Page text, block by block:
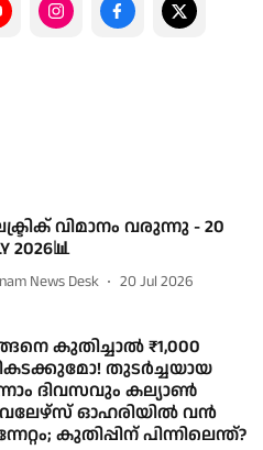
വിമാനം വരുന്നു - 20
2026📊
News Desk 20 Jul 2026
കുതിച്ചാൽ ₹1,000
തുടർച്ചയായ
ദിവസവും കല്യാൺ
ഓഹരിയിൽ വൻ
കുതിപ്പിന് പിന്നിലെന്ത്?